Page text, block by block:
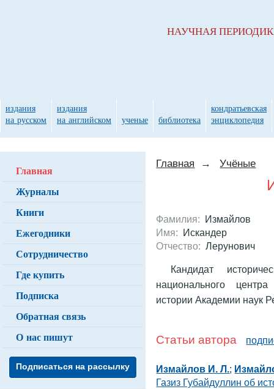
Главная → Учёные
Фамилия: Измайлов
Имя: Искандер
Отчество: Лерунович
Кандидат
национального центра
истории Академии наук
Статьи автора
Измайлов И. Л.;
Газиз Губайдуллин об
Главная
Журналы
Книги
Ежегодники
Сотрудничество
Где купить
Подписка
Обратная связь
О нас пишут
Подписаться на рассылку
НАУЧНАЯ
издания
на русском
издания
на английском
ученые библиотека
кондратьевская
энциклопедия